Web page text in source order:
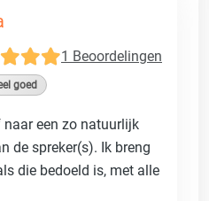
1 Beoordelingen
goed
naar een zo natuurlijk
de spreker(s). Ik breng
die bedoeld is, met alle